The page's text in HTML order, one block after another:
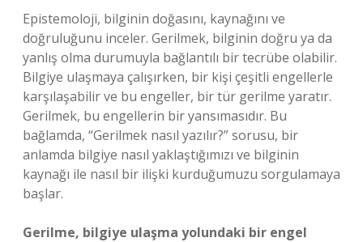
Epistemoloji, bilginin doğasını, kaynağını ve
doğruluğunu inceler. Gerilmek, bilginin doğru ya da
yanlış olma durumuyla bağlantılı bir tecrübe olabilir.
Bilgiye ulaşmaya çalışırken, bir kişi çeşitli engellerle
karşılaşabilir ve bu engeller, bir tür gerilme yaratır.
Gerilmek, bu engellerin bir yansımasıdır. Bu
bağlamda, “Gerilmek nasıl yazılır?” sorusu, bir
anlamda bilgiye nasıl yaklaştığımızı ve bilginin
kaynağı ile nasıl bir ilişki kurduğumuzu sorgulamaya
başlar.
Gerilme, bilgiye ulaşma yolundaki bir engel